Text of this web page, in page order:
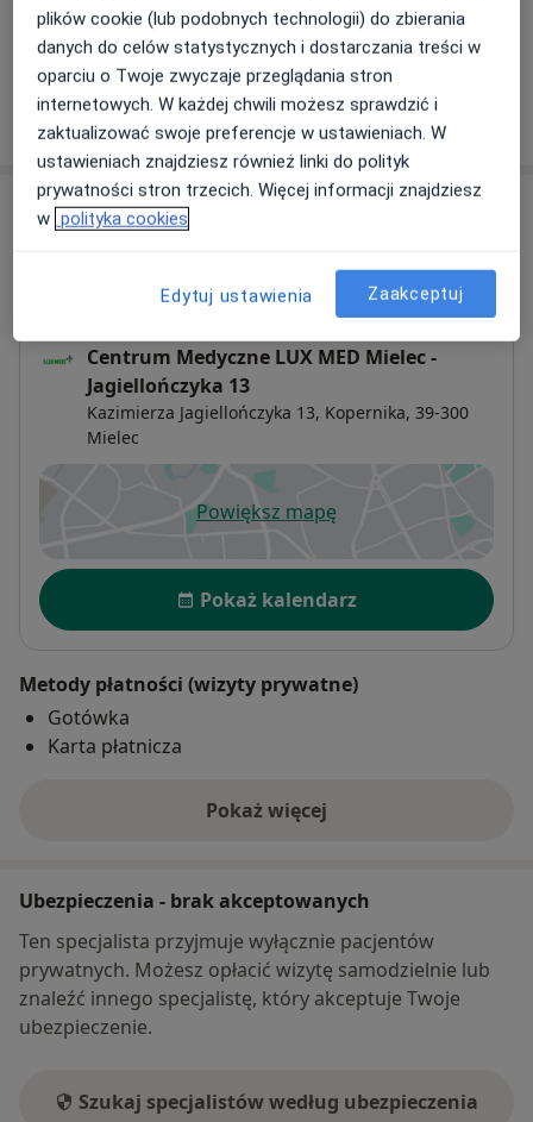
+ 3 usługi
W jaki sposób ustalane są ceny?
Adresy (4)
Adres 4
Centrum Medyczne LUX MED Mielec -
Jagiellończyka 13
Kazimierza Jagiellończyka 13, Kopernika, 39-300
Mielec
Powiększ mapęotwiera się w nowej karcie
Dostępność
Pokaż kalendarz
Metody płatności (wizyty prywatne)
Gotówka
Karta płatnicza
Pokaż więcej
o adresie
Ubezpieczenia - brak akceptowanych
Ten specjalista przyjmuje wyłącznie pacjentów
prywatnych. Możesz opłacić wizytę samodzielnie lub
znaleźć innego specjalistę, który akceptuje Twoje
ubezpieczenie.
Szukaj specjalistów według ubezpieczenia
plików cookie (lub podobnych technologii) do zbierania
danych do celów statystycznych i dostarczania treści w
oparciu o Twoje zwyczaje przeglądania stron
internetowych. W każdej chwili możesz sprawdzić i
zaktualizować swoje preferencje w ustawieniach. W
ustawieniach znajdziesz również linki do polityk
prywatności stron trzecich. Więcej informacji znajdziesz
w polityka cookies
Edytuj ustawienia Zaakceptuj